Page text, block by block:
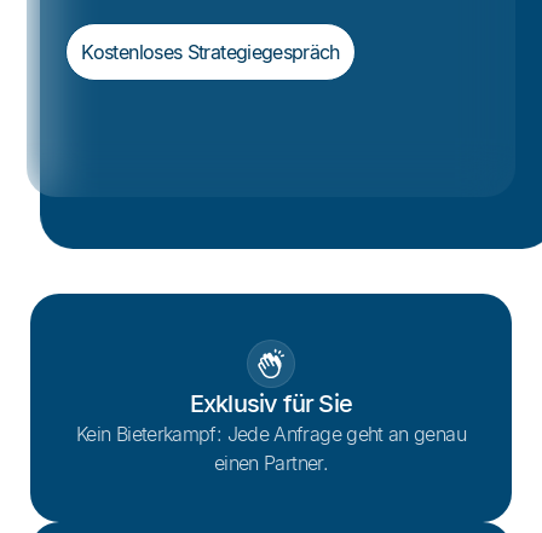
Kostenloses Strategiegespräch
Exklusiv für Sie
Kein Bieterkampf: Jede Anfrage geht an genau
einen Partner.